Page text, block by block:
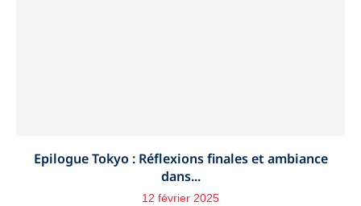
Epilogue Tokyo : Réflexions finales et ambiance
dans...
12 février 2025